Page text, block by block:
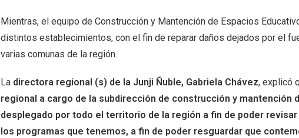
Mientras, el equipo de Construcción y Mantención de Espacios
distintos establecimientos, con el fin de reparar daños dejados por el
varias comunas de la región.
La directora regional (s) de la Junji Ñuble, Gabriela Chávez, explicó
regional a cargo de la subdirección de construcción y mantención
desplegado por todo el territorio de la región a fin de poder
los programas que tenemos, a fin de poder resguardar que